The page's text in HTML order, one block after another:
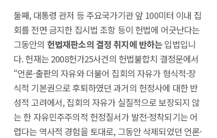
둘째, 대통령 관저 등 주요국가기관 앞 100미터 이내 집
회를 전면 금지한 집시법 조항 등이 헌법에 어긋난다는
그동안의 헌법재판소의 결정 취지에 반하는입법입니
다. 헌재는 2008헌가25사건의 헌법불합치 결정문에서
“언론·출판의 자유와 더불어 집회의 자유가 형식적·장
식적 기본권으로 후퇴하였던 과거의 헌정사에 대한 반
성적 고려에서, 집회의 자유가 실질적으로 보장되지 않
는 한 자유민주주의적 헌정질서가 발전·정착되기는 어
렵다는 역사적 경험을 토대로, 그동안 삭제되었던 언론·